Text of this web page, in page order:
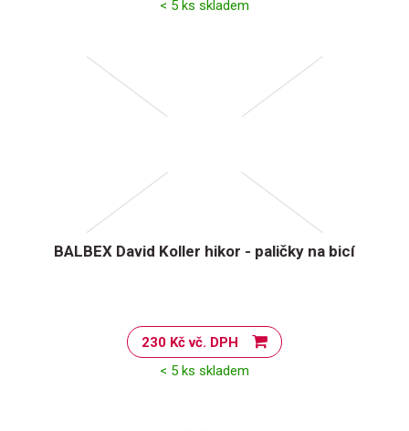
< 5 ks skladem
BALBEX David Koller hikor - paličky na bicí
230 Kč vč. DPH
< 5 ks skladem